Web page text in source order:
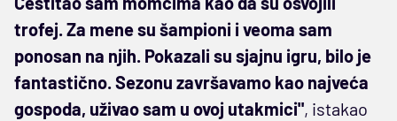
trofej. Za mene su šampioni i veoma sam
ponosan na njih. Pokazali su sjajnu igru, bilo je
fantastično. Sezonu završavamo kao najveća
gospoda, uživao sam u ovoj utakmici", istakao